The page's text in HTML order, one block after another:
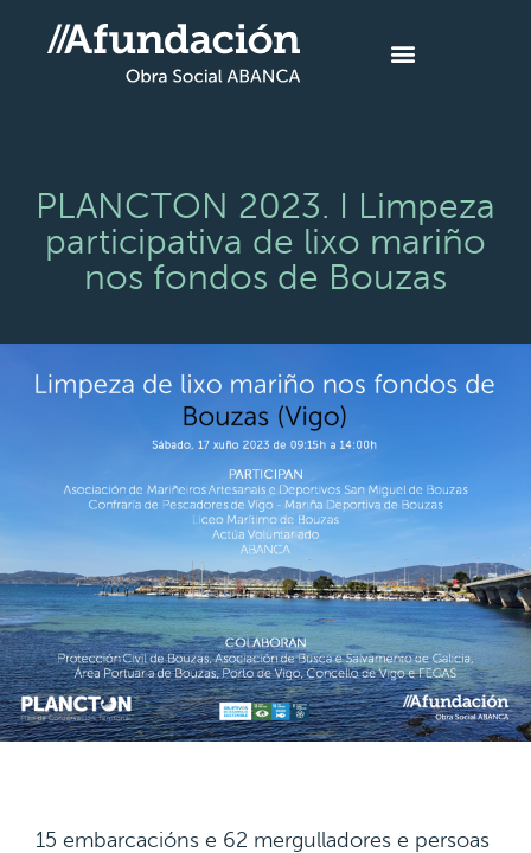
PLANCTON 2023. I Limpeza
participativa de lixo mariño
nos fondos de Bouzas
15 embarcacións e 62 mergulladores e persoas